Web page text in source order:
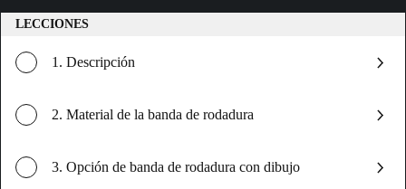
LECCIONES
1. Descripción
2. Material de la banda de rodadura
3. Opción de banda de rodadura con dibujo